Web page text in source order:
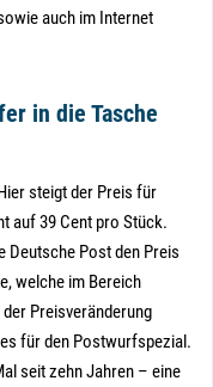
auch im Internet
in die Tasche
steigt der Preis für
auf 39 Cent pro Stück.
Deutsche Post den Preis
welche im Bereich
Preisveränderung
für den Postwurfspezial.
seit zehn Jahren – eine